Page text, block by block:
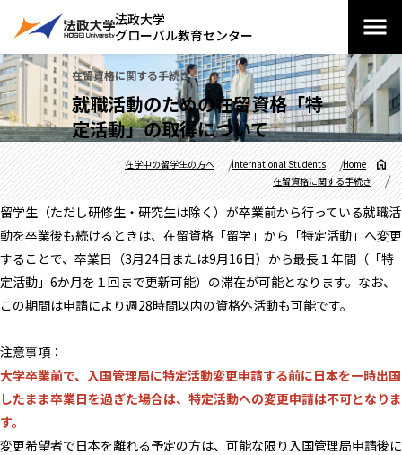
法政大学
グローバル教育センター
在留資格に関する手続き
就職活動のための在留資格「特
定活動」の取得について
Home
International Students
在学中の留学生の方へ
在留資格に関する手続き
留学生（ただし研修生・研究生は除く）が卒業前から行っている就職活
動を卒業後も続けるときは、在留資格「留学」から「特定活動」へ変更
することで、卒業日（3月24日または9月16日）から最長１年間（「特
定活動」6か月を１回まで更新可能）の滞在が可能となります。なお、
この期間は申請により週28時間以内の資格外活動も可能です。
注意事項：
大学卒業前で、入国管理局に特定活動変更申請する前に日本を一時出国
したまま卒業日を過ぎた場合は、特定活動への変更申請は不可となりま
す。
変更希望者で日本を離れる予定の方は、可能な限り入国管理局申請後に